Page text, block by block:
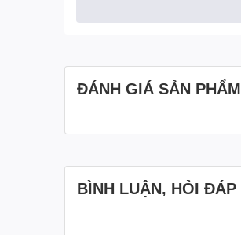
ĐÁNH GIÁ SẢN PHẨM
BÌNH LUẬN, HỎI ĐÁP